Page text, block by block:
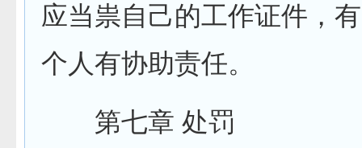
应当祟自己的工作证件，
个人有协助责任。
第七章 处罚